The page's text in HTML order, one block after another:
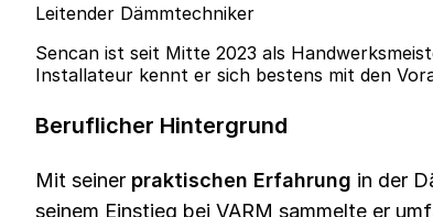
Leitender Dämmtechniker
Sencan ist seit Mitte 2023 als
Installateur kennt er sich bestens mit den
Beruflicher Hintergrund
Mit seiner praktischen Erfahrung in der
seinem Einstieg bei VARM sammelte er